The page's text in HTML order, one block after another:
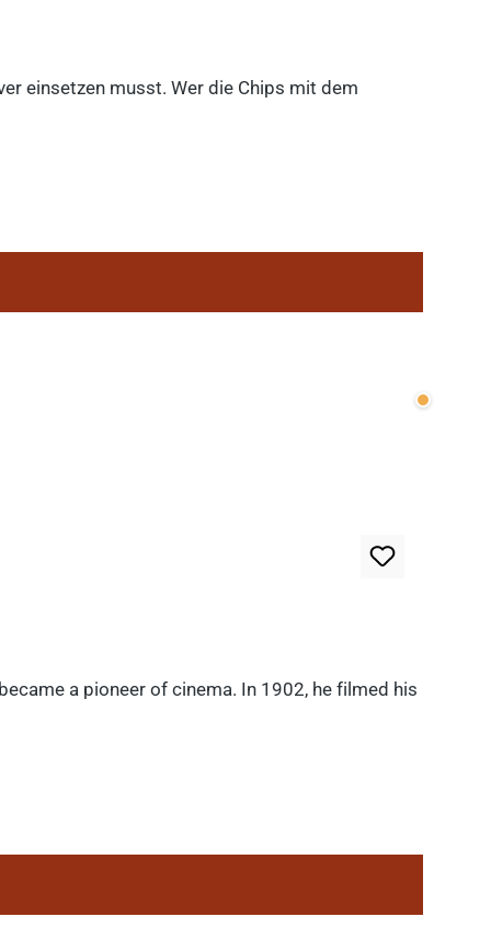
einsetzen musst. Wer die Chips mit dem
Wenige
a pioneer of cinema. In 1902, he filmed his